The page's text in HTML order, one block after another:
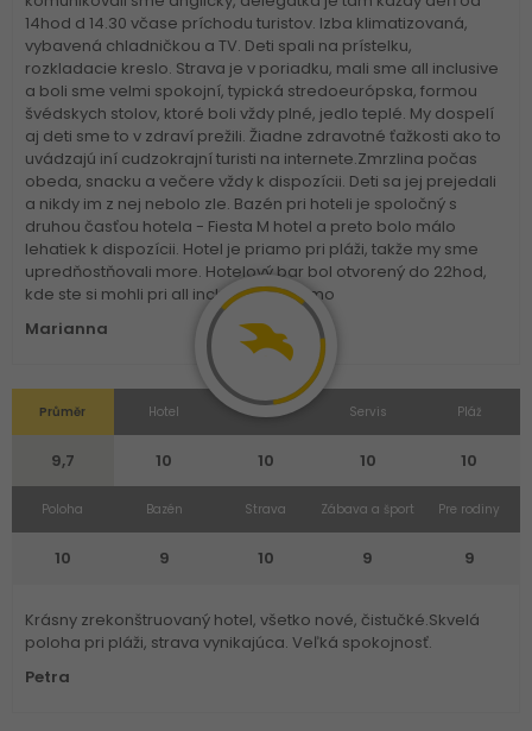
14hod d 14.30 včase príchodu turistov. Izba klimatizovaná,
vybavená chladničkou a TV. Deti spali na prístelku,
rozkladacie kreslo. Strava je v poriadku, mali sme all inclusive
a boli sme velmi spokojní, typická stredoeurópska, formou
švédskych stolov, ktoré boli vždy plné, jedlo teplé. My dospelí
aj deti sme to v zdraví prežili. Žiadne zdravotné ťažkosti ako to
uvádzajú iní cudzokrajní turisti na internete.Zmrzlina počas
obeda, snacku a večere vždy k dispozícii. Deti sa jej prejedali
a nikdy im z nej nebolo zle. Bazén pri hoteli je spoločný s
druhou časťou hotela - Fiesta M hotel a preto bolo málo
lehatiek k dispozícii. Hotel je priamo pri pláži, takže my sme
upredňostňovali more. Hotelový bar bol otvorený do 22hod,
kde ste si mohli pri all inclusive zadarmo
Marianna
Průměr
9,7
Hotel
10
Izba
10
Servis
10
Pláž
10
Poloha
10
Bazén
9
Strava
10
Zábava a šport
9
Pre rodiny
9
Krásny zrekonštruovaný hotel, všetko nové, čistučké.Skvelá
poloha pri pláži, strava vynikajúca. Veľká spokojnosť.
Petra